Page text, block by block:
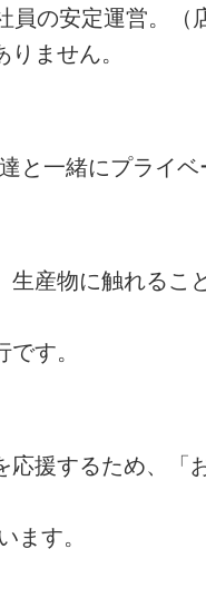
の安定運営。（
ません。
一緒にプライベ
産物に触れる
す。
援するため、
ます。